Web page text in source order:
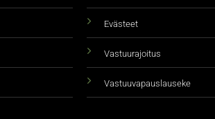
Evästeet
Vastuurajoitus
Vastuuvapauslauseke